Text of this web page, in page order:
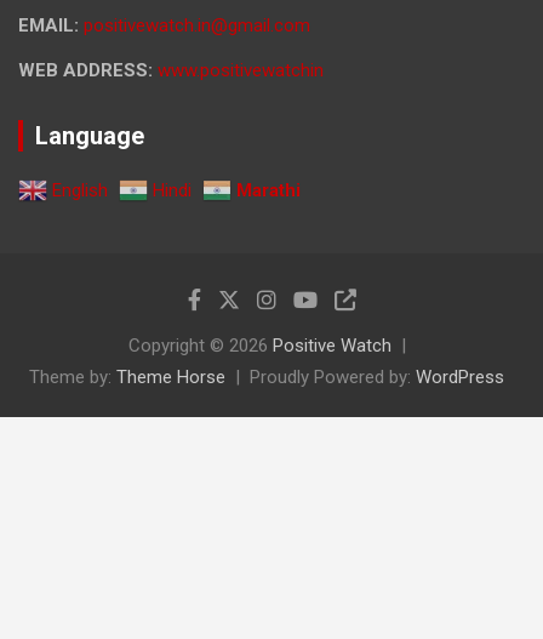
EMAIL: positivewatch.in@gmail.com
WEB ADDRESS: www.positivewatchin
Language
English Hindi Marathi
Copyright © 2026 Positive Watch
Theme by: Theme Horse Proudly Powered by: WordPress